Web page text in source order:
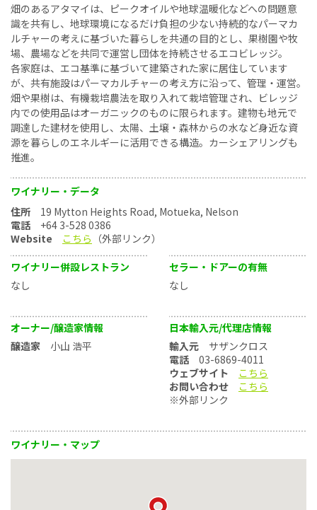
畑のあるアタマイは、ピークオイルや地球温暖化などへの問題意
識を共有し、地球環境になるだけ負担の少ない持続的なパーマカ
ルチャーの考えに基づいた暮らしを共通の目的とし、果樹園や牧
場、農場などを共同で運営し団体を持続させるエコビレッジ。
各家庭は、エコ基準に基づいて建築された家に居住しています
が、共有施設はパーマカルチャーの考え方に沿って、管理・運営。
畑や果樹は、有機栽培農法を取り入れて栽培管理され、ビレッジ
内での使用品はオーガニックのものに限られます。建物も地元で
調達した建材を使用し、太陽、土壌・森林からの水など身近な資
源を暮らしのエネルギーに活用できる構造。カーシェアリングも
推進。
ワイナリー・データ
住所 19 Mytton Heights Road, Motueka, Nelson
電話 +64 3-528 0386
Website
こちら （外部リンク）
ワイナリー併設レストラン
なし
セラー・ドアーの有無
なし
オーナー/醸造家情報
醸造家 小山 浩平
日本輸入元/代理店情報
輸入元 サザンクロス
電話 03-6869-4011
ウェブサイト
こちら
お問い合わせ
こちら
※外部リンク
ワイナリー・マップ